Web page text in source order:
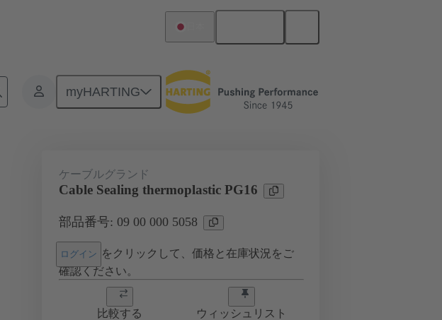
myHARTING
ケーブルグランド 09 00 000 5058
ケーブルグランド
Cable Sealing thermoplastic PG16
部品番号: 09 00 000 5058
ログイン をクリックして、価格と在庫状況をご
確認ください。
比較する ウィッシュリスト